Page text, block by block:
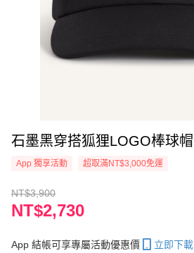
石墨黑穿搭狐狸LOGO棒球帽
App 獨享活動 超取滿NT$3,000免運
NT$3,900
NT$2,730
App 結帳可享專屬活動優惠價 立即下載